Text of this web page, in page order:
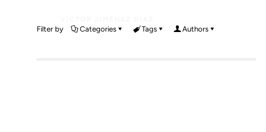
Filter by Categories Tags Authors